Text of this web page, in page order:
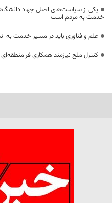
یکی از سیاست‌های اصلی جهاد
خدمت به مردم است
علم و فناوری باید در مسیر خدمت به
کنترل ملخ نیازمند همکاری